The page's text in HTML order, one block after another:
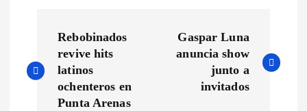
a
Rebobinados
revive hits
latinos
ochenteros en
Punta Arenas
Gaspar Luna
anuncia show
junto a
invitados